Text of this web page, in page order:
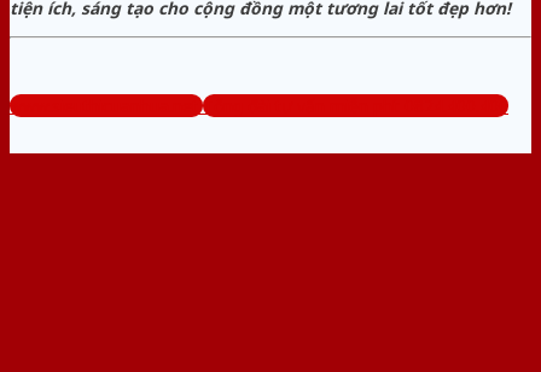
tiện ích, sáng tạo cho cộng đồng một tương lai tốt đẹp hơn!
www.sieuthicuanhua.net Tổng đài tư vấn miễn phí: 0824.400.400